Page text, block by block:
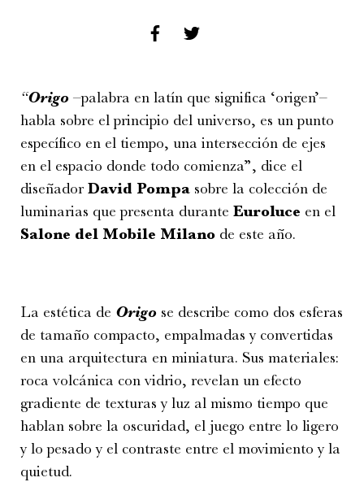
“Origo –palabra en latín que significa ‘origen’–
habla sobre el principio del universo, es un punto
específico en el tiempo, una intersección de ejes
en el espacio donde todo comienza”, dice el
diseñador David Pompa sobre la colección de
luminarias que presenta durante Euroluce en el
Salone del Mobile Milano de este año.
La estética de Origo se describe como dos esferas
de tamaño compacto, empalmadas y convertidas
en una arquitectura en miniatura. Sus materiales:
roca volcánica con vidrio, revelan un efecto
gradiente de texturas y luz al mismo tiempo que
hablan sobre la oscuridad, el juego entre lo ligero
y lo pesado y el contraste entre el movimiento y la
quietud.